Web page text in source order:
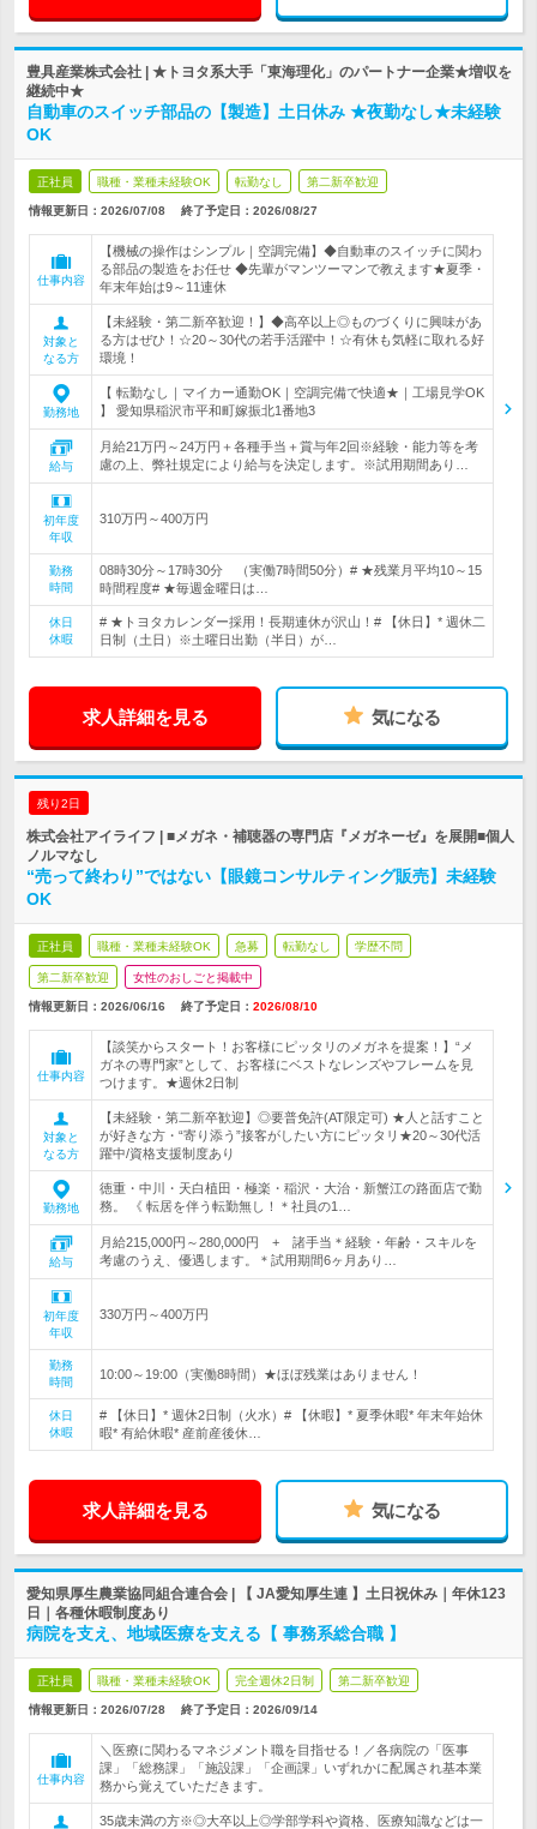
豊具産業株式会社 | ★トヨタ系大手「東海理化」のパートナー企業★増収を
継続中★
自動車のスイッチ部品の【製造】土日休み ★夜勤なし★未経験
OK
正社員 職種・業種未経験OK 転勤なし 第二新卒歓迎
情報更新日：2026/07/08 終了予定日： 2026/08/27
仕事内容
【機械の操作はシンプル｜空調完備】◆自動車のスイッチに関わ
る部品の製造をお任せ ◆先輩がマンツーマンで教えます★夏季・
年末年始は9～11連休
対象と
なる方
【未経験・第二新卒歓迎！】◆高卒以上◎ものづくりに興味があ
る方はぜひ！☆20～30代の若手活躍中！☆有休も気軽に取れる好
環境！
勤務地
【 転勤なし｜マイカー通勤OK｜空調完備で快適★｜工場見学OK
】 愛知県稲沢市平和町嫁振北1番地3
給与
月給21万円～24万円＋各種手当＋賞与年2回※経験・能力等を考
慮の上、弊社規定により給与を決定します。※試用期間あり…
初年度
年収
310万円～400万円
勤務
時間
08時30分～17時30分 （実働7時間50分）# ★残業月平均10～15
時間程度# ★毎週金曜日は…
休日
休暇
# ★トヨタカレンダー採用！長期連休が沢山！# 【休日】* 週休二
日制（土日）※土曜日出勤（半日）が…
求人詳細を見る 気になる
残り2日
株式会社アイライフ | ■メガネ・補聴器の専門店『メガネーゼ』を展開■個人
ノルマなし
“売って終わり”ではない【眼鏡コンサルティング販売】未経験
OK
正社員 職種・業種未経験OK 急募 転勤なし 学歴不問
第二新卒歓迎 女性のおしごと掲載中
情報更新日：2026/06/16 終了予定日： 2026/08/10
仕事内容
【談笑からスタート！お客様にピッタリのメガネを提案！】“メ
ガネの専門家”として、お客様にベストなレンズやフレームを見
つけます。★週休2日制
対象と
なる方
【未経験・第二新卒歓迎】◎要普免許(AT限定可) ★人と話すこと
が好きな方・“寄り添う”接客がしたい方にピッタリ★20～30代活
躍中/資格支援制度あり
勤務地
徳重・中川・天白植田・極楽・稲沢・大治・新蟹江の路面店で勤
務。 《 転居を伴う転勤無し！＊社員の1…
給与
月給215,000円～280,000円 + 諸手当＊経験・年齢・スキルを
考慮のうえ、優遇します。＊試用期間6ヶ月あり…
初年度
年収
330万円～400万円
勤務
時間
10:00～19:00（実働8時間）★ほぼ残業はありません！
休日
休暇
# 【休日】* 週休2日制（火水）# 【休暇】* 夏季休暇* 年末年始休
暇* 有給休暇* 産前産後休…
求人詳細を見る 気になる
愛知県厚生農業協同組合連合会 | 【 JA愛知厚生連 】土日祝休み｜年休123
日｜各種休暇制度あり
病院を支え、地域医療を支える【 事務系総合職 】
正社員 職種・業種未経験OK 完全週休2日制 第二新卒歓迎
情報更新日：2026/07/28 終了予定日： 2026/09/14
仕事内容
＼医療に関わるマネジメント職を目指せる！／各病院の「医事
課」「総務課」「施設課」「企画課」いずれかに配属され基本業
務から覚えていただきます。
35歳未満の方※◎大卒以上◎学部学科や資格、医療知識などは一